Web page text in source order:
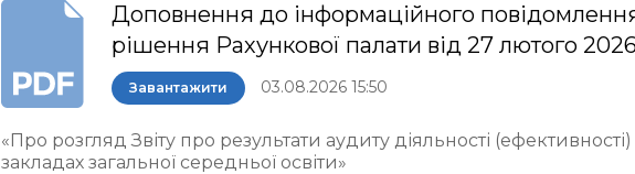
Доповнення до інформаційного
рішення Рахункової палати від 27 лютого
Завантажити 03.08.2026 15:50
«Про розгляд Звіту про результати аудиту діяльності
закладах загальної середньої освіти»